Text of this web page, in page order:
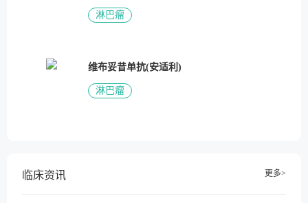
淋巴瘤
维布妥昔单抗(安适利)
淋巴瘤
临床资讯 更多>